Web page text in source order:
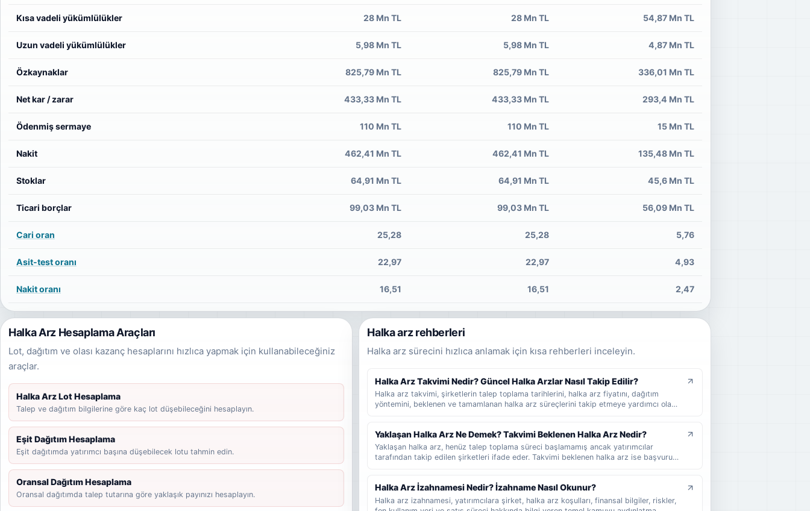
Kısa vadeli yükümlülükler 28 Mn TL 28 Mn TL 54,87 Mn TL
Uzun vadeli yükümlülükler 5,98 Mn TL 5,98 Mn TL 4,87 Mn TL
Özkaynaklar 825,79 Mn TL 825,79 Mn TL 336,01 Mn TL
Net kar / zarar 433,33 Mn TL 433,33 Mn TL 293,4 Mn TL
Ödenmiş sermaye 110 Mn TL 110 Mn TL 15 Mn TL
Nakit 462,41 Mn TL 462,41 Mn TL 135,48 Mn TL
Stoklar 64,91 Mn TL 64,91 Mn TL 45,6 Mn TL
Ticari borçlar 99,03 Mn TL 99,03 Mn TL 56,09 Mn TL
Cari oran 25,28 25,28 5,76
Asit-test oranı 22,97 22,97 4,93
Nakit oranı 16,51 16,51 2,47
Halka Arz Hesaplama Araçları
Lot, dağıtım ve olası kazanç hesaplarını hızlıca yapmak için kullanabileceğiniz
araçlar.
Halka Arz Lot Hesaplama
Talep ve dağıtım bilgilerine göre kaç lot düşebileceğini hesaplayın.
Eşit Dağıtım Hesaplama
Eşit dağıtımda yatırımcı başına düşebilecek lotu tahmin edin.
Oransal Dağıtım Hesaplama
Oransal dağıtımda talep tutarına göre yaklaşık payınızı hesaplayın.
Halka arz rehberleri
Halka arz sürecini hızlıca anlamak için kısa rehberleri inceleyin.
Halka Arz Takvimi Nedir? Güncel Halka Arzlar Nasıl Takip Edilir?
Halka arz takvimi, şirketlerin talep toplama tarihlerini, halka arz fiyatını, dağıtım
yöntemini, beklenen ve tamamlanan halka arz süreçlerini takip etmeye yardımcı olan
bakmalıdır sade şekilde anlatılır.
Yaklaşan Halka Arz Ne Demek? Takvimi Beklenen Halka Arz Nedir?
Yaklaşan halka arz, henüz talep toplama süreci başlamamış ancak yatırımcılar
tarafından takip edilen şirketleri ifade eder. Takvimi beklenen halka arz ise başvuru
arz ve talep toplama aşaması arasındaki farklar sade şekilde anlatılır.
Halka Arz İzahnamesi Nedir? İzahname Nasıl Okunur?
Halka arz izahnamesi, yatırımcılara şirket, halka arz koşulları, finansal bilgiler, riskler,